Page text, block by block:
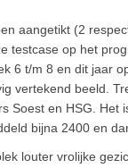
aangetikt (2
testcase op het
6 t/m 8 en dit jaar
vertekend beeld.
en HSG. Het
bijna 2400 en
louter vrolijke